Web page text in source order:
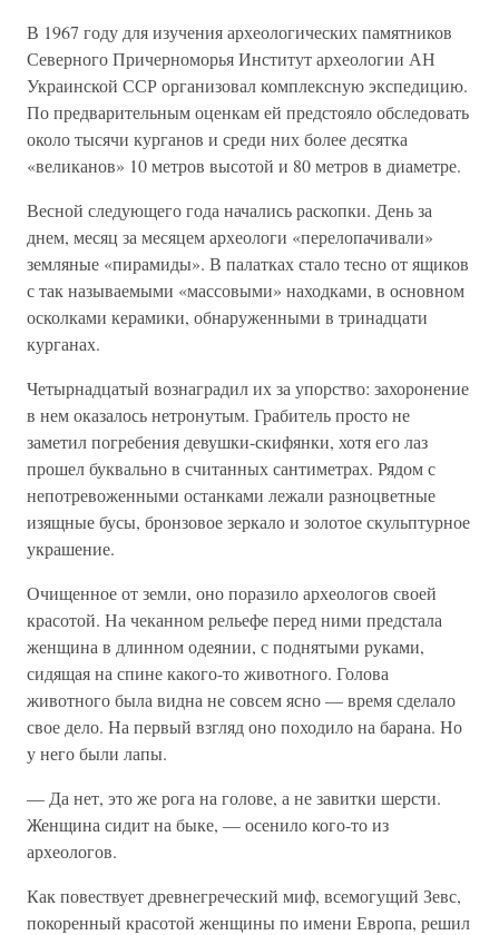
В 1967 году для изучения археологических памятников
Северного Причерноморья Институт археологии АН
Украинской ССР организовал комплексную экспедицию.
По предварительным оценкам ей предстояло обследовать
около тысячи курганов и среди них более десятка
«великанов» 10 метров высотой и 80 метров в диаметре.
Весной следующего года начались раскопки. День за
днем, месяц за месяцем археологи «перелопачивали»
земляные «пирамиды». В палатках стало тесно от ящиков
с так называемыми «массовыми» находками, в основном
осколками керамики, обнаруженными в тринадцати
курганах.
Четырнадцатый вознаградил их за упорство: захоронение
в нем оказалось нетронутым. Грабитель просто не
заметил погребения девушки-скифянки, хотя его лаз
прошел буквально в считанных сантиметрах. Рядом с
непотревоженными останками лежали разноцветные
изящные бусы, бронзовое зеркало и золотое скульптурное
украшение.
Очищенное от земли, оно поразило археологов своей
красотой. На чеканном рельефе перед ними предстала
женщина в длинном одеянии, с поднятыми руками,
сидящая на спине какого-то животного. Голова
животного была видна не совсем ясно — время сделало
свое дело. На первый взгляд оно походило на барана. Но
у него были лапы.
— Да нет, это же рога на голове, а не завитки шерсти.
Женщина сидит на быке, — осенило кого-то из
археологов.
Как повествует древнегреческий миф, всемогущий Зевс,
покоренный красотой женщины по имени Европа, решил